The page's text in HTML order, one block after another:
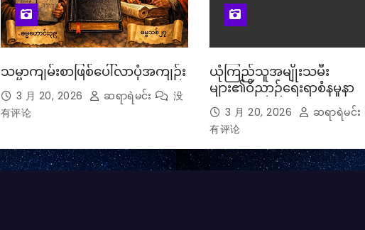
သမ္မာကျမ်းစာဖြစ်ပေါ်လာပုံအကျဉ်း
3 月 20, 2026 ဆရာရဲမင်း
没
有评论
ယုံကြည်သူအမျိုးသမီး
များ၏ဝိညာဉ်ရေးရာစံနမူနာ
3 月 20, 2026 ဆရာရဲမင်း
有评论